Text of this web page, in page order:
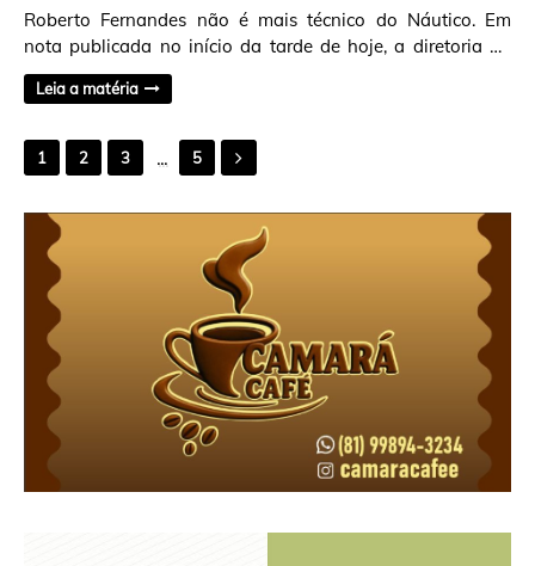
Roberto Fernandes não é mais técnico do Náutico. Em
nota publicada no início da tarde de hoje, a diretoria do
Leia a matéria
1 2 3 ... 5